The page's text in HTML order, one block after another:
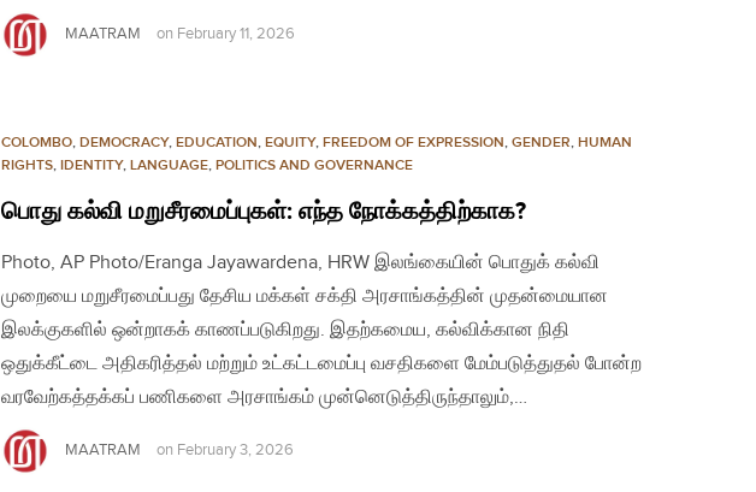
MAATRAM on February 11, 2026
COLOMBO, DEMOCRACY, EDUCATION, EQUITY, FREEDOM OF EXPRESSION, GENDER, HUMAN
RIGHTS, IDENTITY, LANGUAGE, POLITICS AND GOVERNANCE
பொது கல்வி மறுசீரமைப்புகள்: எந்த நோக்கத்திற்காக?
Photo, AP Photo/Eranga Jayawardena, HRW இலங்கையின் பொதுக் கல்வி
முறையை மறுசீரமைப்பது தேசிய மக்கள் சக்தி அரசாங்கத்தின் முதன்மையான
இலக்குகளில் ஒன்றாகக் காணப்படுகிறது. இதற்கமைய, கல்விக்கான நிதி
ஒதுக்கீட்டை அதிகரித்தல் மற்றும் உட்கட்டமைப்பு வசதிகளை மேம்படுத்துதல் போன்ற
வரவேற்கத்தக்கப் பணிகளை அரசாங்கம் முன்னெடுத்திருந்தாலும்,…
MAATRAM on February 3, 2026